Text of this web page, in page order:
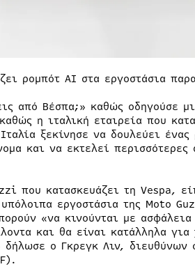
ρομπότ ΑΙ στα εργοστάσια
από Βέσπα;» καθώς οδηγούσε
η ιταλική εταιρεία που
ξεκίνησε να δουλεύει ένας
και να εκτελεί
που κατασκευάζει τη Vespa,
εργοστάσια της Moto
«να κινούνται με
και θα είναι κατάλληλα
ο Γκρεγκ Λιν, διευθύνων